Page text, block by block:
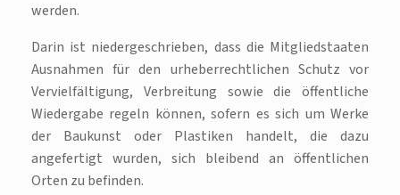
werden.
Darin ist niedergeschrieben, dass die Mitgliedstaaten
Ausnahmen für den urheberrechtlichen Schutz vor
Vervielfältigung, Verbreitung sowie die öffentliche
Wiedergabe regeln können, sofern es sich um Werke
der Baukunst oder Plastiken handelt, die dazu
angefertigt wurden, sich bleibend an öffentlichen
Orten zu befinden.